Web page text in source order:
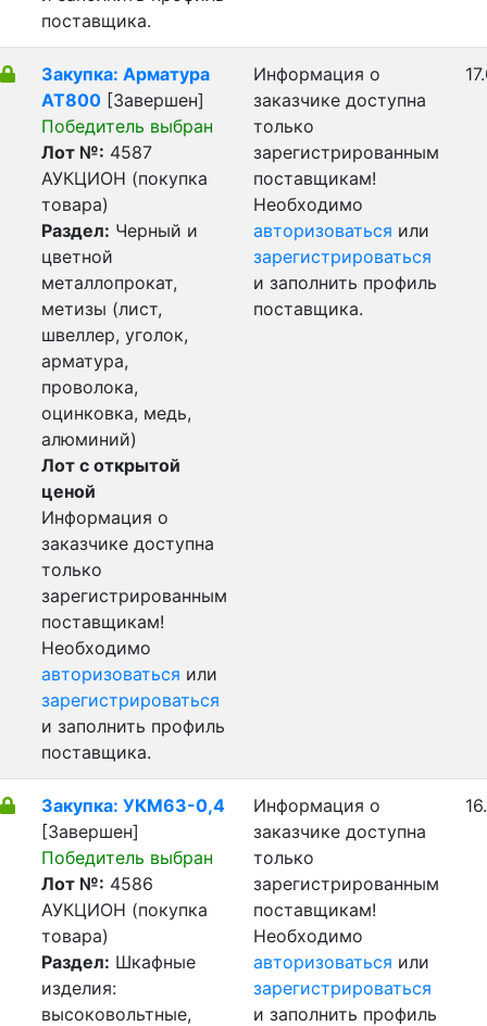
поставщика.
Закупка: Арматура
АТ800 [Завершен]
Победитель выбран
Лот №: 4587
АУКЦИОН (покупка
товара)
Раздел: Черный и
цветной
металлопрокат,
метизы (лист,
швеллер, уголок,
арматура,
проволока,
оцинковка, медь,
алюминий)
Лот с открытой
ценой
Информация о
заказчике доступна
только
зарегистрированным
поставщикам!
Необходимо
авторизоваться или
зарегистрироваться
и заполнить профиль
поставщика.
Информация о
заказчике доступна
только
зарегистрированным
поставщикам!
Необходимо
авторизоваться или
зарегистрироваться
и заполнить профиль
поставщика.
Закупка: УКМ63-0,4
[Завершен]
Победитель выбран
Лот №: 4586
АУКЦИОН (покупка
товара)
Раздел: Шкафные
изделия:
высоковольтные,
Информация о
заказчике доступна
только
зарегистрированным
поставщикам!
Необходимо
авторизоваться или
зарегистрироваться
и заполнить профиль